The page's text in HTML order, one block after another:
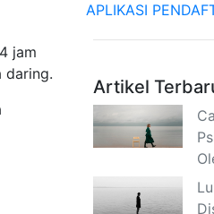
jam
daring.
APLIKASI
Artikel